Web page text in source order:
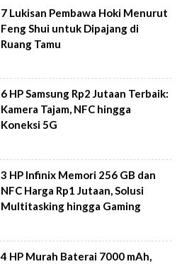
7 Lukisan Pembawa Hoki Menurut
Feng Shui untuk Dipajang di
Ruang Tamu
6 HP Samsung Rp2 Jutaan Terbaik:
Kamera Tajam, NFC hingga
Koneksi 5G
3 HP Infinix Memori 256 GB dan
NFC Harga Rp1 Jutaan, Solusi
Multitasking hingga Gaming
4 HP Murah Baterai 7000 mAh,